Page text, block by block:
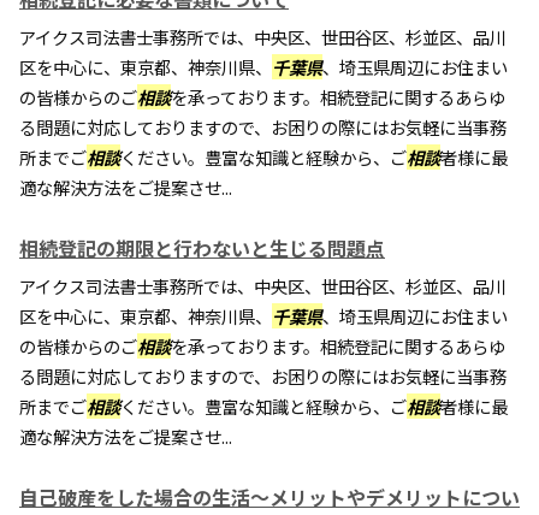
アイクス司法書士事務所では、中央区、世田谷区、杉並区、品川
区を中心に、東京都、神奈川県、 千葉県、埼玉県周辺にお住まい
の皆様からのご相談を承っております。相続登記に関するあらゆ
る問題に対応しておりますので、お困りの際にはお気軽に当事務
所までご相談ください。豊富な知識と経験から、ご相談者様に最
適な解決方法をご提案させ...
相続登記の期限と行わないと生じる問題点
アイクス司法書士事務所では、中央区、世田谷区、杉並区、品川
区を中心に、東京都、神奈川県、 千葉県、埼玉県周辺にお住まい
の皆様からのご相談を承っております。相続登記に関するあらゆ
る問題に対応しておりますので、お困りの際にはお気軽に当事務
所までご相談ください。豊富な知識と経験から、ご相談者様に最
適な解決方法をご提案させ...
自己破産をした場合の生活～メリットやデメリットについ